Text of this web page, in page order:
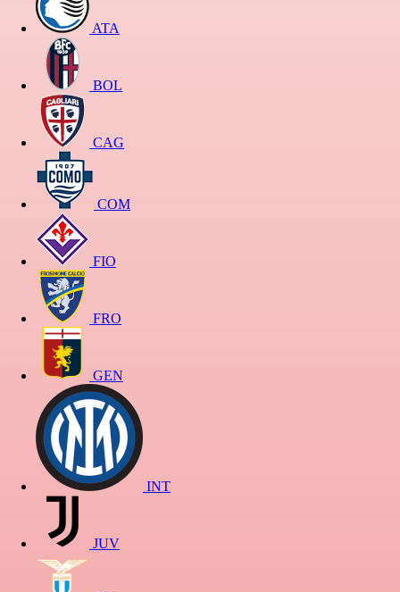
ATA
BOL
CAG
COM
FIO
FRO
GEN
INT
JUV